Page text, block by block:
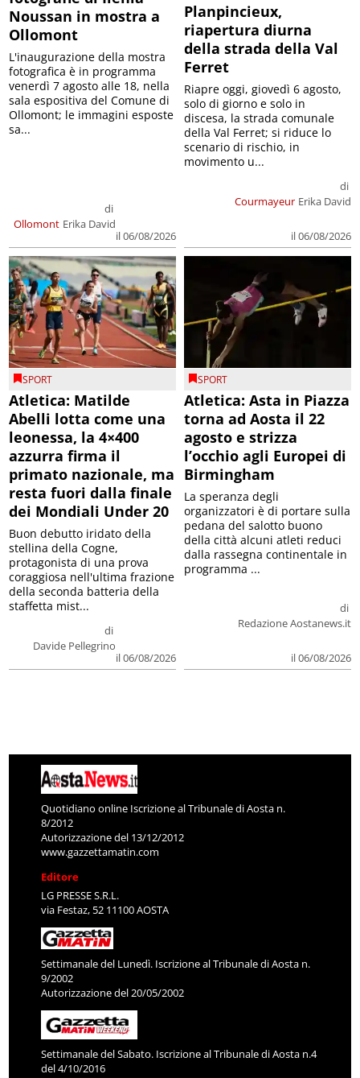
Noussan in mostra a
Ollomont
Ollomont
di
Erika David
il 06/08/2026
L'inaugurazione della mostra
fotografica è in programma
venerdì 7 agosto alle 18, nella
sala espositiva del Comune di
Ollomont; le immagini esposte
sa...
Planpincieux,
riapertura diurna
della strada della Val
Ferret
Courmayeur
di
Erika David
il 06/08/2026
Riapre oggi, giovedì 6 agosto,
solo di giorno e solo in
discesa, la strada comunale
della Val Ferret; si riduce lo
scenario di rischio, in
movimento u...
SPORT
Atletica: Matilde
Abelli lotta come una
leonessa, la 4×400
azzurra firma il
primato nazionale, ma
resta fuori dalla finale
dei Mondiali Under 20
di
Davide Pellegrino
il 06/08/2026
Buon debutto iridato della
stellina della Cogne,
protagonista di una prova
coraggiosa nell'ultima frazione
della seconda batteria della
staffetta mist...
SPORT
Atletica: Asta in Piazza
torna ad Aosta il 22
agosto e strizza
l’occhio agli Europei di
Birmingham
di
Redazione Aostanews.it
il 06/08/2026
La speranza degli
organizzatori è di portare sulla
pedana del salotto buono
della città alcuni atleti reduci
dalla rassegna continentale in
programma ...
Quotidiano online Iscrizione al Tribunale di Aosta n.
8/2012
Autorizzazione del 13/12/2012
www.gazzettamatin.com
Editore
LG PRESSE S.R.L.
via Festaz, 52 11100 AOSTA
Settimanale del Lunedì. Iscrizione al Tribunale di Aosta n.
9/2002
Autorizzazione del 20/05/2002
Settimanale del Sabato. Iscrizione al Tribunale di Aosta n.4
del 4/10/2016